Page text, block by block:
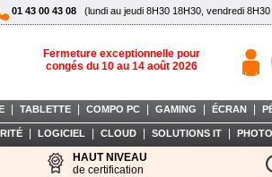
01 43 00 43 08 (lundi au jeudi 8H30 18H30, vendredi 8H30
Fermeture exceptionnelle pour
congés du 10 au 14 août 2026
TABLETTE COMPO PC GAMING ÉCRAN
LOGICIEL CLOUD SOLUTIONS IT
HAUT NIVEAU
de certification